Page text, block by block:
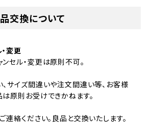
交換について
変更
セル・変更は原則不可。
サイズ間違いや注文間違い等、お客様
原則お受けできかねます。
絡ください。良品と交換いたします。